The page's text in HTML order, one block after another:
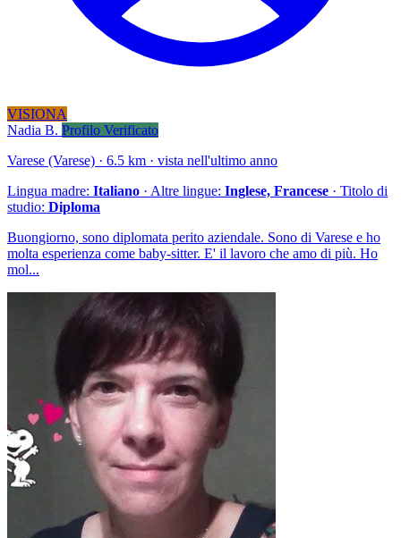
VISIONA
Nadia B. Profilo Verificato
Varese (Varese) · 6.5 km · vista nell'ultimo anno
Lingua madre: Italiano · Altre lingue: Inglese, Francese · Titolo di
studio: Diploma
Buongiorno, sono diplomata perito aziendale. Sono di Varese e ho
molta esperienza come baby-sitter. E' il lavoro che amo di più. Ho
mol...